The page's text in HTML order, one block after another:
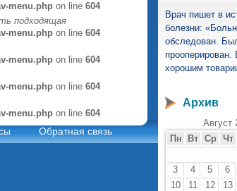
menu.php on line 604
menu.php on line 604
menu.php on line 604
menu.php on line 604
menu.php on line 604
Обратная связь
Врач пишет в
болезни:
обследован.
прооперирован.
хорошим
Архив
Август
Пн
Вт Ср Чт
3
4 5 6
10
11 12 13
подходящая